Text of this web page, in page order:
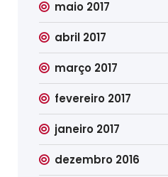
maio 2017
abril 2017
março 2017
fevereiro 2017
janeiro 2017
dezembro 2016